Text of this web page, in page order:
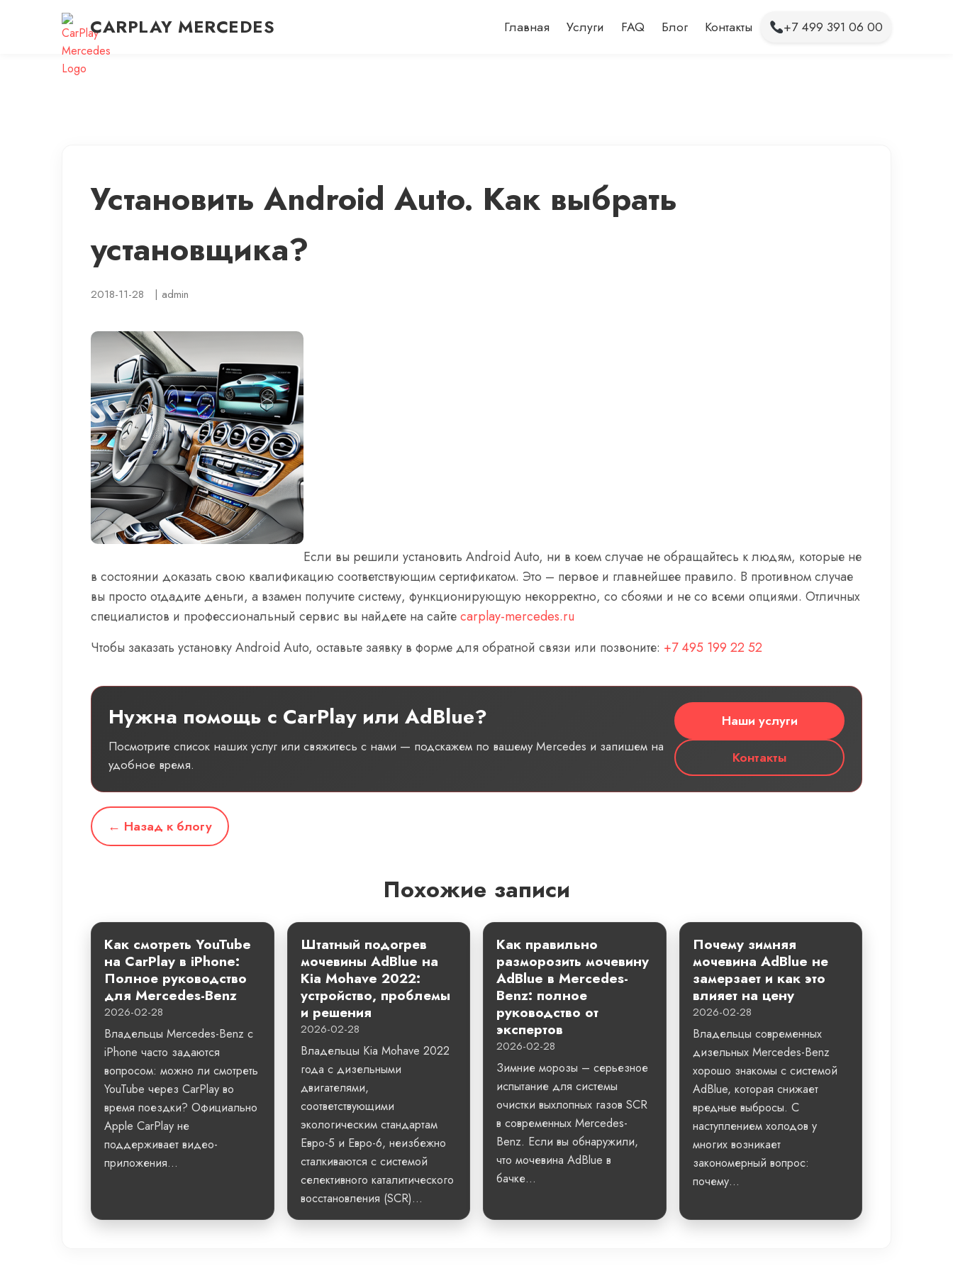
CARPLAY MERCEDES Главная Услуги FAQ Блог Контакты +7 499 391 06 00
Установить Android Auto. Как выбрать
установщика?
2018-11-28 | admin
Если вы решили установить Android Auto, ни в коем случае не обращайтесь к людям, которые не
в состоянии доказать свою квалификацию соответствующим сертификатом. Это – первое и главнейшее правило. В противном случае
вы просто отдадите деньги, а взамен получите систему, функционирующую некорректно, со сбоями и не со всеми опциями. Отличных
специалистов и профессиональный сервис вы найдете на сайтеcarplay-mercedes.ru
Чтобы заказать установку Android Auto, оставьте заявку в форме для обратной связи или позвоните: +7 495 199 22 52
Нужна помощь с CarPlay или AdBlue?
Посмотрите список наших услуг или свяжитесь с нами — подскажем по вашему Mercedes и запишем на
удобное время.
Наши услуги
Контакты
← Назад к блогу
Похожие записи
Как смотреть YouTube
на CarPlay в iPhone:
Полное руководство
для Mercedes-Benz
2026-02-28
Владельцы Mercedes-Benz с
iPhone часто задаются
вопросом: можно ли смотреть
YouTube через CarPlay во
время поездки? Официально
Apple CarPlay не
поддерживает видео-
приложения...
Штатный подогрев
мочевины AdBlue на
Kia Mohave 2022:
устройство, проблемы
и решения
2026-02-28
Владельцы Kia Mohave 2022
года с дизельными
двигателями,
соответствующими
экологическим стандартам
Евро-5 и Евро-6, неизбежно
сталкиваются с системой
селективного каталитического
восстановления (SCR)...
Как правильно
разморозить мочевину
AdBlue в Mercedes-
Benz: полное
руководство от
экспертов
2026-02-28
Зимние морозы – серьезное
испытание для системы
очистки выхлопных газов SCR
в современных Mercedes-
Benz. Если вы обнаружили,
что мочевина AdBlue в
бачке...
Почему зимняя
мочевина AdBlue не
замерзает и как это
влияет на цену
2026-02-28
Владельцы современных
дизельных Mercedes-Benz
хорошо знакомы с системой
AdBlue, которая снижает
вредные выбросы. С
наступлением холодов у
многих возникает
закономерный вопрос:
почему...